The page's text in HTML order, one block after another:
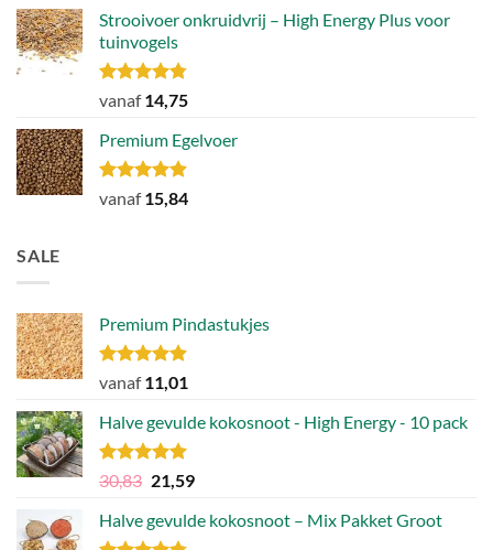
Strooivoer onkruidvrij – High Energy Plus voor
tuinvogels
Gewaardeerd
uit 5
vanaf14,75
Premium Egelvoer
Gewaardeerd
uit 5
vanaf15,84
SALE
Premium Pindastukjes
Gewaardeerd
uit 5
vanaf11,01
Halve gevulde kokosnoot - High Energy - 10 pack
Gewaardeerd
4.92
uit 5
30,83 Oorspronkelijke
was:
21,59Huidige
is:
Halve gevulde kokosnoot – Mix Pakket Groot